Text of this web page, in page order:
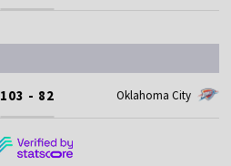
103 - 82 Oklahoma City